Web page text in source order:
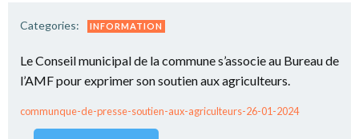
Categories: INFORMATION
Le Conseil municipal de la commune s’associe au Bureau de
l’AMF pour exprimer son soutien aux agriculteurs.
communque-de-presse-soutien-aux-agriculteurs-26-01-2024